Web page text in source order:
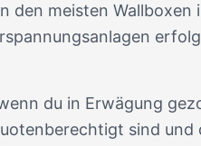
den meisten Wallboxen
du in Erwägung
sind und